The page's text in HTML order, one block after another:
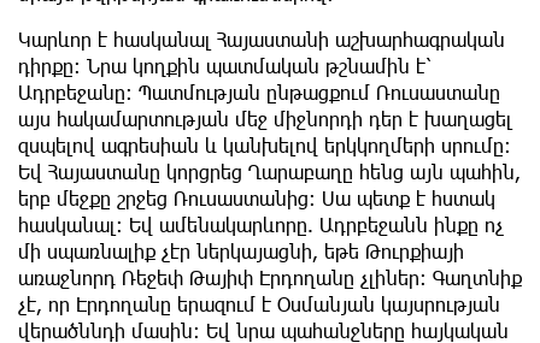
Կարևոր է հասկանալ Հայաստանի աշխարհագրական
դիրքը: Նրա կողքին պատմական թշնամին է՝
Ադրբեջանը: Պատմության ընթացքում Ռուսաստանը
այս հակամարտության մեջ միջնորդի դեր է խաղացել
զսպելով ագրեսիան և կանխելով երկկողմերի սրումը:
Եվ Հայաստանը կորցրեց Ղարաբաղը հենց այն պահին,
երբ մեջքը շրջեց Ռուսաստանից: Սա պետք է հստակ
հասկանալ: Եվ ամենակարևորը. Ադրբեջանն ինքը ոչ
մի սպառնալիք չէր ներկայացնի, եթե Թուրքիայի
առաջնորդ Ռեջեփ Թայիփ Էրդողանը չլիներ։ Գաղտնիք
չէ, որ Էրդողանը երազում է Օսմանյան կայսրության
վերածննդի մասին։ Եվ նրա պահանջները հայկական